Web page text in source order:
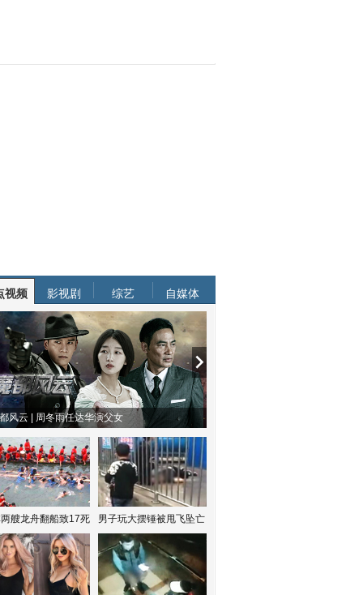
视频 影视剧 综艺 自媒体
风云 | 周冬雨任达华演父女
艘龙舟翻船致17死 男子玩大摆锤被甩飞坠亡